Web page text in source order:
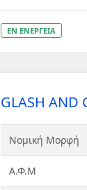
ΕΝ ΕΝΕΡΓΕΙΑ
GLASH AND
Νομική Μορφή
Α.Φ.Μ